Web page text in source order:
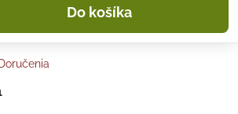
Do košíka
Doručenia